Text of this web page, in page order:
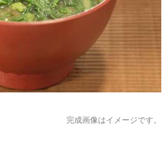
完成画像はイメージです。